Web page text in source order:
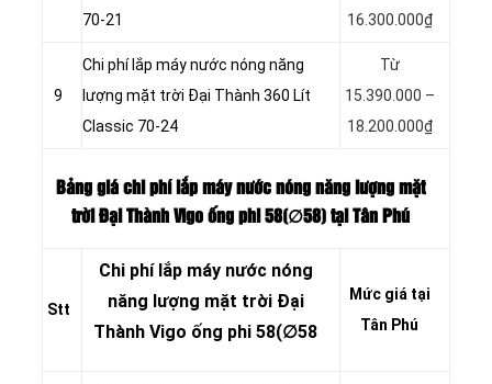
70-21
16.300.000₫
9
Chi phí lắp máy nước nóng năng
lượng mặt trời Đại Thành 360 Lít
Classic 70-24
Từ
15.390.000 –
18.200.000₫
Bảng giá chi phí lắp máy nước nóng năng lượng mặt
trời Đại Thành Vigo ống phi 58(∅58) tại Tân Phú
Stt
Chi phí lắp máy nước nóng
năng lượng mặt trời Đại
Thành Vigo ống phi 58(∅58
Mức giá tại
Tân Phú